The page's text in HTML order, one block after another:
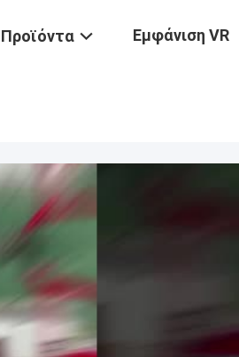
Προϊόντα Εμφάνιση VR